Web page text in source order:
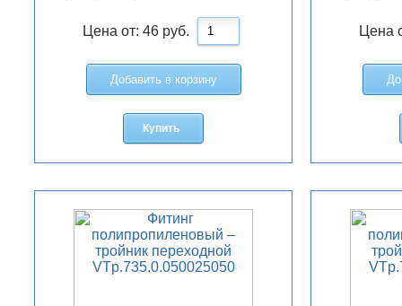
Цена от:46 руб.
Добавить в корзину
Купить
Цена